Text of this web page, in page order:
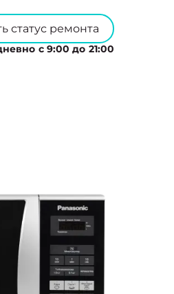
статус ремонта
с 9:00 до 21:00